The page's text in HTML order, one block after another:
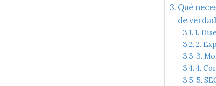
Qué
de verdad
1.
2.
3.
4.
5.